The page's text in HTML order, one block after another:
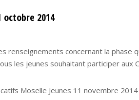
octobre 2014
renseignements concernant la phase
les jeunes souhaitant participer aux
Moselle Jeunes 11 novembre